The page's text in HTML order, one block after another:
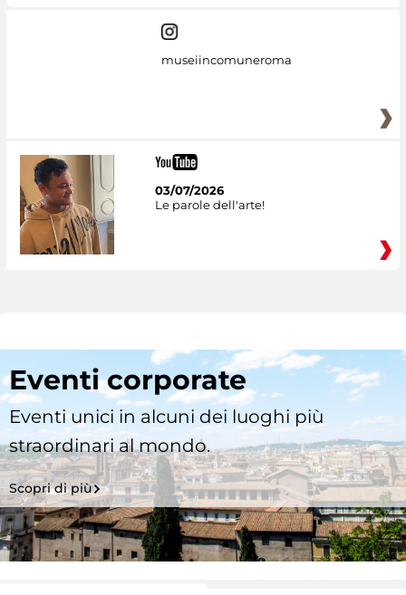
museiincomuneroma
03/07/2026
Le parole dell'arte!
Eventi corporate
Eventi unici in alcuni dei luoghi più
straordinari al mondo.
Scopri di più